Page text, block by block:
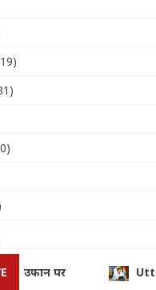
अहम बैठक, कई महत्वपूर्ण